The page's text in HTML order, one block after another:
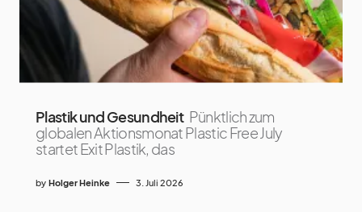
Plastik und Gesundheit Pünktlich zum
globalen Aktionsmonat Plastic Free July
startet Exit Plastik, das
by Holger Heinke 3. Juli 2026